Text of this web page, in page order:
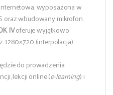
wyposażona w
oraz wbudowany mikrofon.
IVoferuje wyjątkowo
(interpolacja).
do prowadzenia
lekcji online (e-learning) i